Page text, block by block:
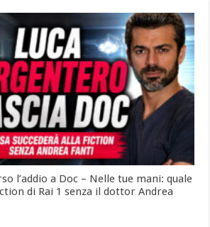
l’addio a Doc – Nelle tue mani: quale
di Rai 1 senza il dottor Andrea